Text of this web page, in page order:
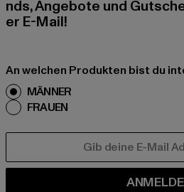
nds, Angebote und
er E-Mail!
An welchen Produkten bist du
MÄNNER
FRAUEN